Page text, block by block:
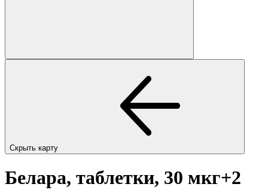
Скрыть карту
Белара, таблетки, 30 мкг+2